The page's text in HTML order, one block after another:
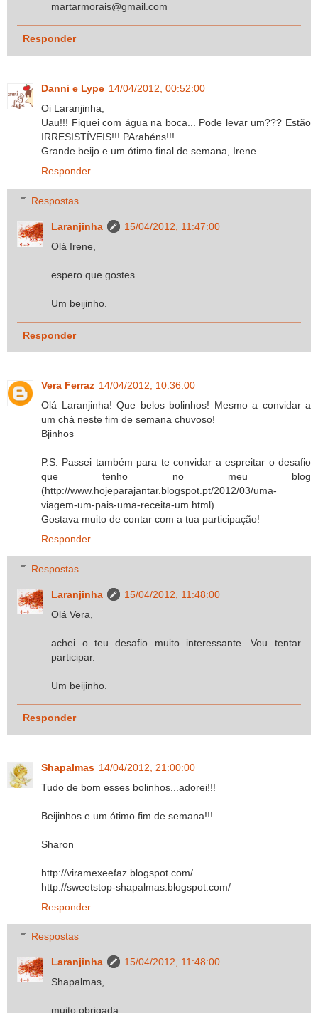
martarmorais@gmail.com
Responder
Danni e Lype 14/04/2012, 00:52:00
Oi Laranjinha,
Uau!!! Fiquei com água na boca... Pode levar um??? Estão
IRRESISTÍVEIS!!! PArabéns!!!
Grande beijo e um ótimo final de semana, Irene
Responder
Respostas
Laranjinha
15/04/2012, 11:47:00
Olá Irene,
espero que gostes.
Um beijinho.
Responder
Vera Ferraz 14/04/2012, 10:36:00
Olá Laranjinha! Que belos bolinhos! Mesmo a convidar a
um chá neste fim de semana chuvoso!
Bjinhos
P.S. Passei também para te convidar a espreitar o desafio
que tenho no meu blog
(http://www.hojeparajantar.blogspot.pt/2012/03/uma-
viagem-um-pais-uma-receita-um.html)
Gostava muito de contar com a tua participação!
Responder
Respostas
Laranjinha
15/04/2012, 11:48:00
Olá Vera,
achei o teu desafio muito interessante. Vou tentar
participar.
Um beijinho.
Responder
Shapalmas 14/04/2012, 21:00:00
Tudo de bom esses bolinhos...adorei!!!
Beijinhos e um ótimo fim de semana!!!
Sharon
http://viramexeefaz.blogspot.com/
http://sweetstop-shapalmas.blogspot.com/
Responder
Respostas
Laranjinha
15/04/2012, 11:48:00
Shapalmas,
muito obrigada.